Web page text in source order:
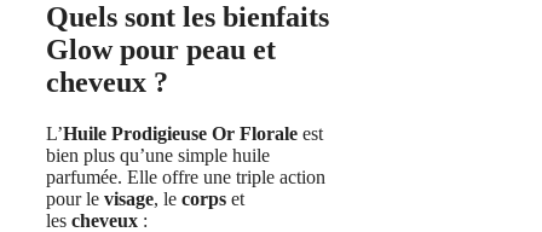
Quels sont les bienfaits
Glow pour peau et
cheveux ?
L’Huile Prodigieuse Or Florale est
bien plus qu’une simple huile
parfumée. Elle offre une triple action
pour le visage, le corps et
les cheveux :